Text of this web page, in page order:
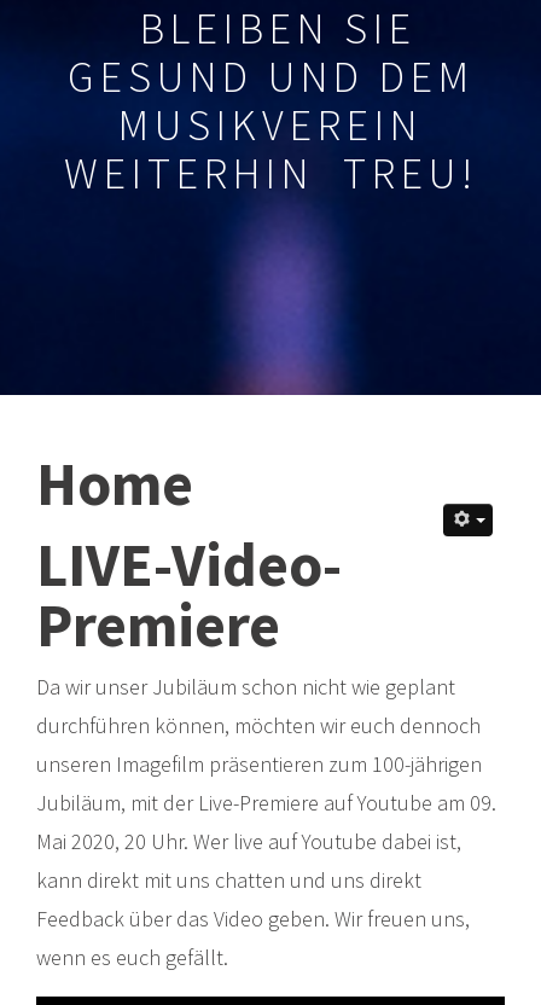
BLEIBEN SIE
GESUND UND DEM
MUSIKVEREIN
WEITERHIN TREU!
Home
LIVE-Video-
Premiere
Da wir unser Jubiläum schon nicht wie geplant
durchführen können, möchten wir euch dennoch
unseren Imagefilm präsentieren zum 100-jährigen
Jubiläum, mit der Live-Premiere auf Youtube am 09.
Mai 2020, 20 Uhr. Wer live auf Youtube dabei ist,
kann direkt mit uns chatten und uns direkt
Feedback über das Video geben. Wir freuen uns,
wenn es euch gefällt.